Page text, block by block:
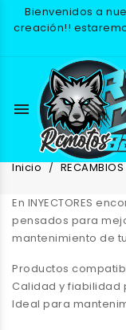
Bienvenidos a
creación!!
menu
Inicio RECAMBIOS
En INYECTORES
pensados para
mantenimiento de
Productos
Calidad y fiabilidad
Ideal para